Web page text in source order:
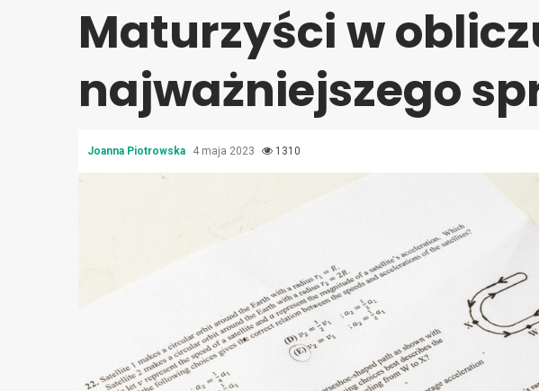
Maturzyści w
najważniejszego
Joanna Piotrowska 4 maja 2023 1310